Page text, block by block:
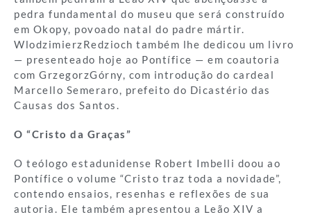
pedra fundamental do museu que será construído
em Okopy, povoado natal do padre mártir.
WlodzimierzRedzioch também lhe dedicou um livro
— presenteado hoje ao Pontífice — em coautoria
com GrzegorzGórny, com introdução do cardeal
Marcello Semeraro, prefeito do Dicastério das
Causas dos Santos.
O “Cristo da Graças”
O teólogo estadunidense Robert Imbelli doou ao
Pontífice o volume “Cristo traz toda a novidade”,
contendo ensaios, resenhas e reflexões de sua
autoria. Ele também apresentou a Leão XIV a